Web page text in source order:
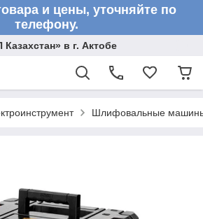
и цены, уточняйте по
телефону.
в г. Актобе
Шлифовальные